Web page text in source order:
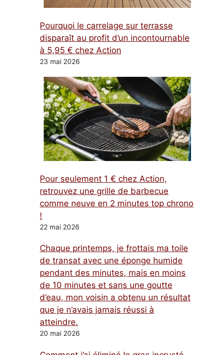
Pourquoi le carrelage sur terrasse
disparaît au profit d’un incontournable
à 5,95 € chez Action
23 mai 2026
Pour seulement 1 € chez Action,
retrouvez une grille de barbecue
comme neuve en 2 minutes top chrono
!
22 mai 2026
Chaque printemps, je frottais ma toile
de transat avec une éponge humide
pendant des minutes, mais en moins
de 10 minutes et sans une goutte
d’eau, mon voisin a obtenu un résultat
que je n’avais jamais réussi à
atteindre.
20 mai 2026